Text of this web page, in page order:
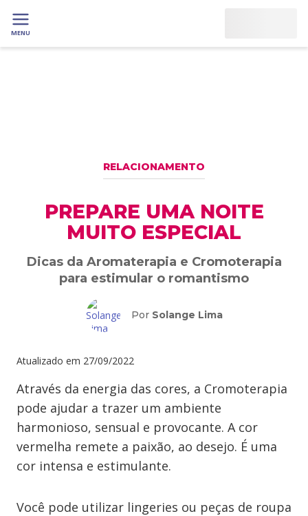
MENU
RELACIONAMENTO
PREPARE UMA NOITE
MUITO ESPECIAL
Dicas da Aromaterapia e Cromoterapia
para estimular o romantismo
Por Solange Lima
Atualizado em 27/09/2022
Através da energia das cores, a Cromoterapia
pode ajudar a trazer um ambiente
harmonioso, sensual e provocante. A cor
vermelha remete a paixão, ao desejo. É uma
cor intensa e estimulante.
Você pode utilizar lingeries ou peças de roupa